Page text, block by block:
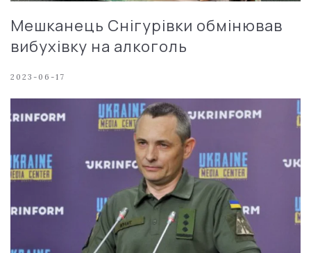
Мешканець Снігурівки обмінював
вибухівку на алкоголь
2023-06-17